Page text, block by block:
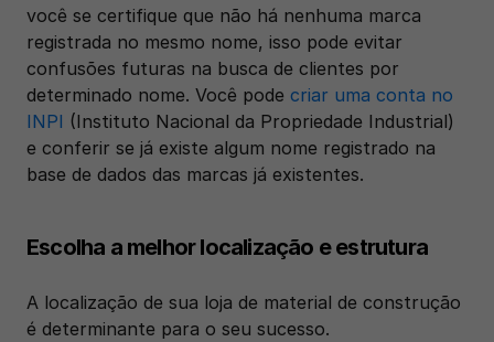
você se certifique que não há nenhuma marca
registrada no mesmo nome, isso pode evitar
confusões futuras na busca de clientes por
determinado nome. Você pode criar uma conta no
INPI (Instituto Nacional da Propriedade Industrial)
e conferir se já existe algum nome registrado na
base de dados das marcas já existentes.
Escolha a melhor localização e estrutura
A localização de sua loja de material de construção
é determinante para o seu sucesso.